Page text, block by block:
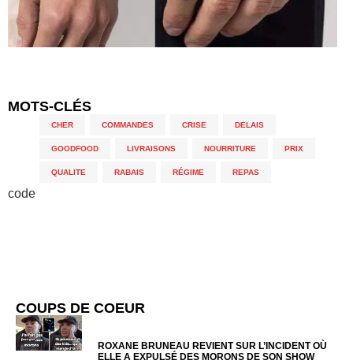
MOTS-CLÉS
CHER COMMANDES CRISE DELAIS
GOODFOOD LIVRAISONS NOURRITURE PRIX
QUALITE RABAIS RÉGIME REPAS
code
COUPS DE COEUR
ROXANE BRUNEAU REVIENT SUR L’INCIDENT OÙ
ELLE A EXPULSÉ DES MORONS DE SON SHOW